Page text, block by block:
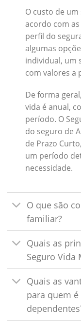
O custo de
acordo com
perfil do
algumas
individual, um
com valores a
De forma
vida é anual,
período. O
do seguro de
de Prazo
um período
necessidade.
O que são
familiar?
Quais as
Seguro Vida
Quais as
para quem